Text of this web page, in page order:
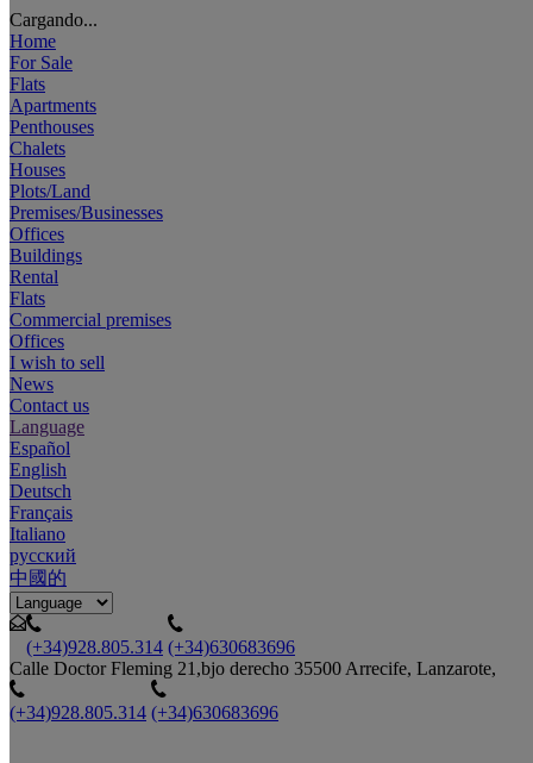
Cargando...
Home
For Sale
Flats
Apartments
Penthouses
Chalets
Houses
Plots/Land
Premises/Businesses
Offices
Buildings
Rental
Flats
Commercial premises
Offices
I wish to sell
News
Contact us
Language
Español
English
Deutsch
Français
Italiano
русский
中國的
(+34)928.805.314 (+34)630683696
Calle Doctor Fleming 21,bjo derecho 35500 Arrecife, Lanzarote,
(+34)928.805.314 (+34)630683696